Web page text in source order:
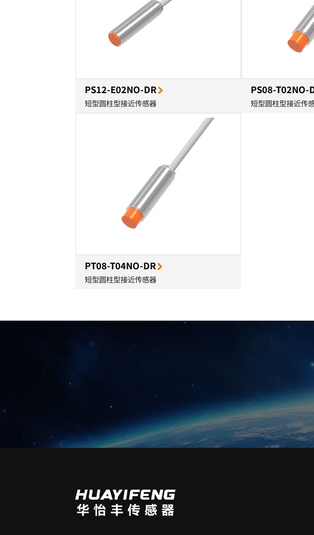
PS12-E02NO-DR
短型圆柱型接近传感器
PS08-T02NO-
短型圆柱型接近传
PT08-T04NO-DR
短型圆柱型接近传感器